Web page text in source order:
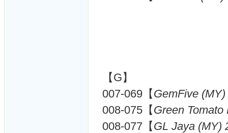
【G】
007-069【GemFive
008-075【Green
008-077【GL Jaya (MY)